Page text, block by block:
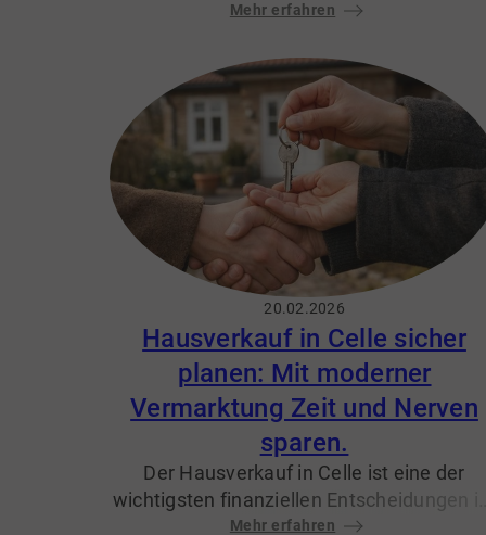
Planungssicherheit
weiterenKaufnebenkosten in
Niedersachsen 2026entstehen schnell
Fragen – und manchmal Unsicherheit, wer
was eigentlich bezahlt. Die gute
Die meisten Posten sind gesetzlich
und lassen sich vorab nachvollziehbar
einordnen.
Mehr erfahren
20.02.2026
Hausverkauf in Celle sicher
planen: Mit moderner
Vermarktung Zeit und Nerven
sparen.
Der Hausverkauf in Celle ist eine der
wichtigsten finanziellen Entscheidungen im
Als erfahrener Immobilienmakler
Mehr erfahren